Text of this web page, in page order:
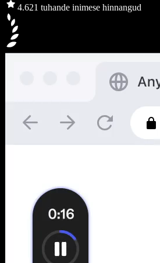
4.621 tuhande inimese hinnangud